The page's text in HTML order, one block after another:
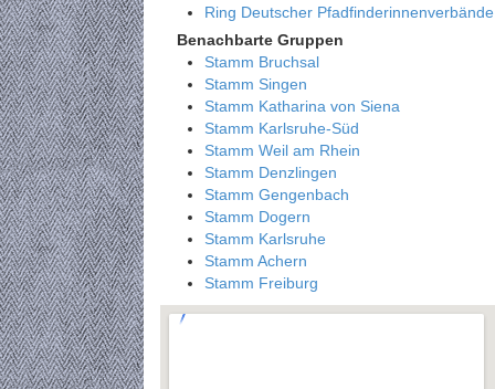
Ring Deutscher
Benachbarte Gruppen
Stamm Bruchsal
Stamm Singen
Stamm Katharina von Siena
Stamm Karlsruhe-Süd
Stamm Weil am Rhein
Stamm Denzlingen
Stamm Gengenbach
Stamm Dogern
Stamm Karlsruhe
Stamm Achern
Stamm Freiburg